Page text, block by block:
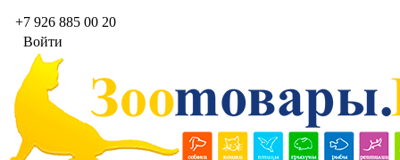
+7 926 885 00 20
Войти